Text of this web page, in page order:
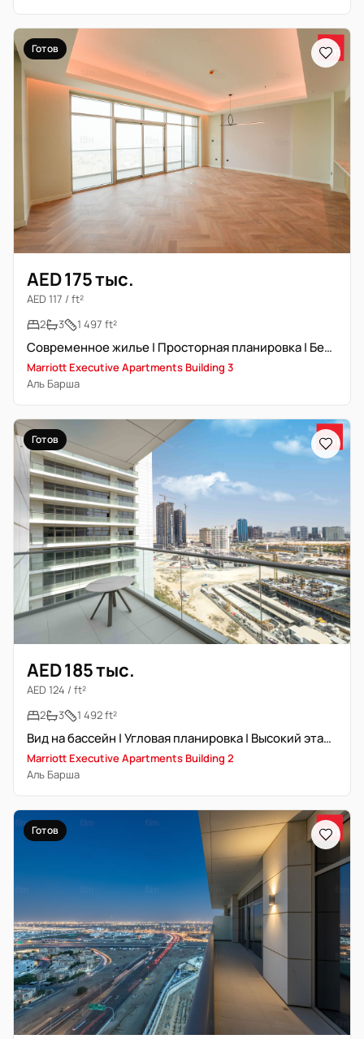
Готов
AED 175 тыс.
AED 117 / ft²
2
3 1 497 ft²
Современное жилье | Просторная планировка | Без кондиционера
Marriott Executive Apartments Building 3
Аль Барша
Готов
AED 185 тыс.
AED 124 / ft²
2
3 1 492 ft²
Вид на бассейн | Угловая планировка | Высокий этаж | Полностью меблирована
Marriott Executive Apartments Building 2
Аль Барша
Готов